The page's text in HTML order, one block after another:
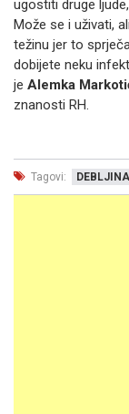
ugostiti druge
Može se i uživati,
težinu jer to
dobijete neku
je Alemka
znanosti RH.
Tagovi: DEBLJINA